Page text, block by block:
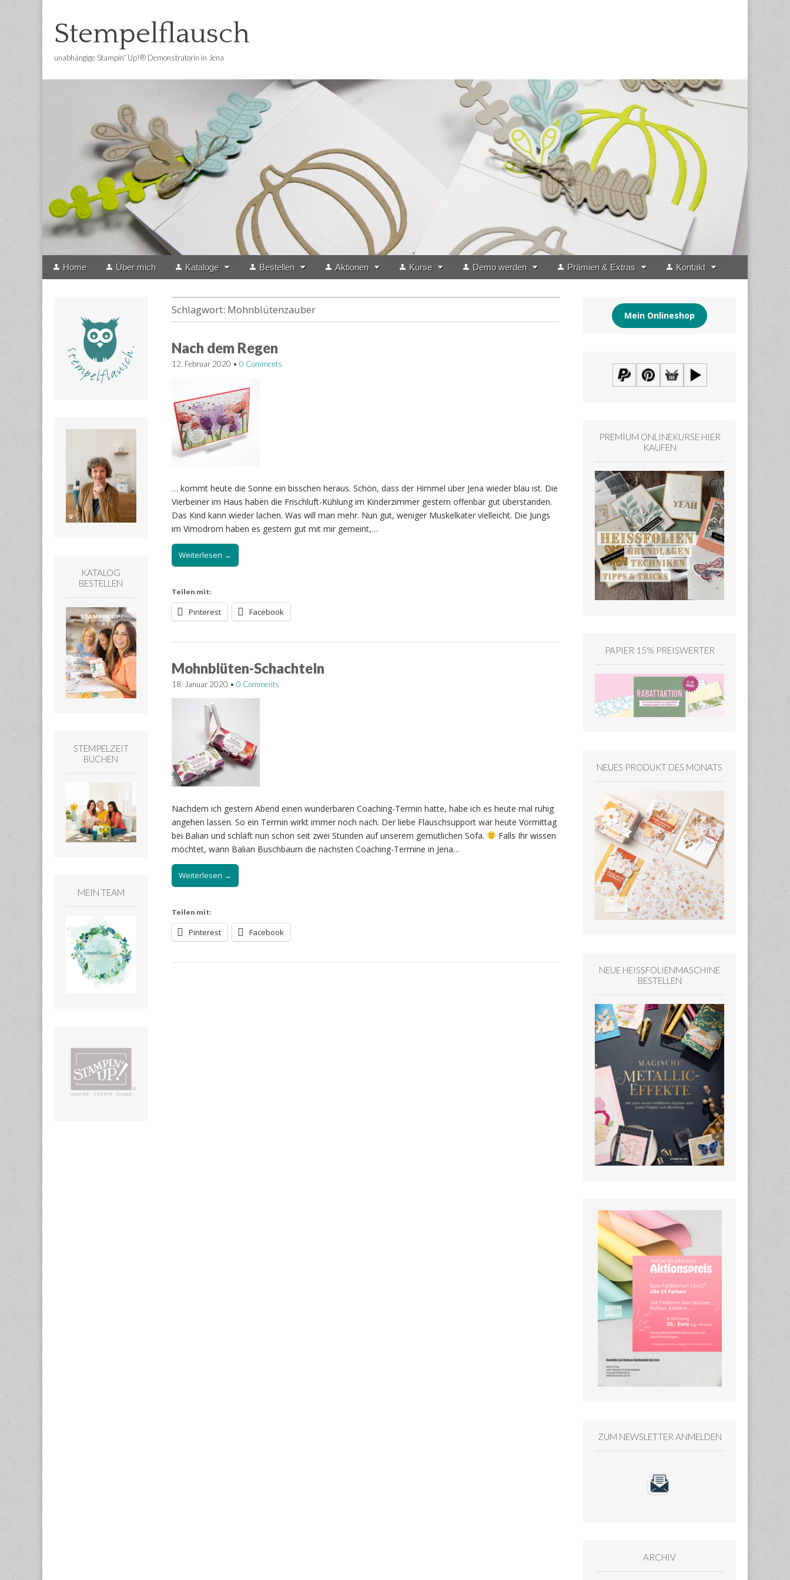
Stempelflausch
unabhängige Stampin' Up!® Demonstratorin in Jena
Main
Skip
Home Über mich Kataloge Bestellen Aktionen Kurse Demo werden Prämien & Extras Kontakt
Schlagwort: Mohnblütenzauber
Nach dem Regen
12. Februar 2020 • 0 Comments
… kommt heute die Sonne ein bisschen heraus. Schön, dass der Himmel über Jena wieder blau ist. Die
Vierbeiner im Haus haben die Frischluft-Kühlung im Kinderzimmer gestern offenbar gut überstanden.
Das Kind kann wieder lachen. Was will man mehr. Nun gut, weniger Muskelkater vielleicht. Die Jungs
im Vimodrom haben es gestern gut mit mir gemeint,…
Weiterlesen →
Teilen mit:
Pinterest Facebook
Mohnblüten-Schachteln
18. Januar 2020 • 0 Comments
Nachdem ich gestern Abend einen wunderbaren Coaching-Termin hatte, habe ich es heute mal ruhig
angehen lassen. So ein Termin wirkt immer noch nach. Der liebe Flauschsupport war heute Vormittag
bei Balian und schläft nun schon seit zwei Stunden auf unserem gemütlichen Sofa.
Falls Ihr wissen
möchtet, wann Balian Buschbaum die nächsten Coaching-Termine in Jena…
Weiterlesen →
Teilen mit:
Pinterest Facebook
KATALOG
BESTELLEN
STEMPELZEIT
BUCHEN
MEIN TEAM
Mein Onlineshop
PREMIUM ONLINEKURSE HIER
KAUFEN
PAPIER 15% PREISWERTER
NEUES PRODUKT DES MONATS
NEUE HEISSFOLIENMASCHINE
BESTELLEN
ZUM NEWSLETTER ANMELDEN
ARCHIV